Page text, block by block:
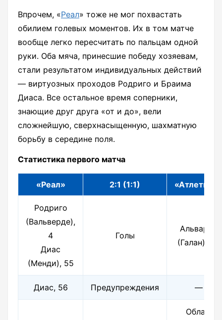
Впрочем, «Реал» тоже не мог похвастать
обилием голевых моментов. Их в том матче
вообще легко пересчитать по пальцам одной
руки. Оба мяча, принесшие победу хозяевам,
стали результатом индивидуальных действий
— виртуозных проходов Родриго и Браима
Диаса. Все остальное время соперники,
знающие друг друга «от и до», вели
сложнейшую, сверхнасыщенную, шахматную
борьбу в середине поля.
Статистика первого матча
«Реал» 2:1 (1:1) «Атлетико»
Родриго
(Вальверде),
4
Диас
(Менди), 55
Голы
Альварес
(Галан), 32
Диас, 56 Предупреждения —
Облак,